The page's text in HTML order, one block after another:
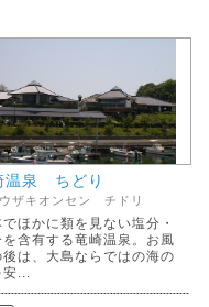
温泉 ちどり
ザキオンセン チドリ
でほかに類を見ない塩分・
を含有する竜崎温泉。お風
後は、大島ならではの海の
安...